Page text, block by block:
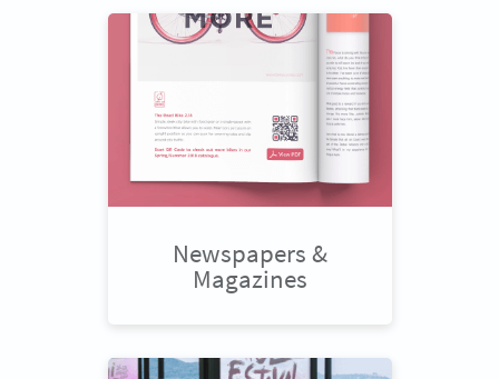
Newspapers &
Magazines